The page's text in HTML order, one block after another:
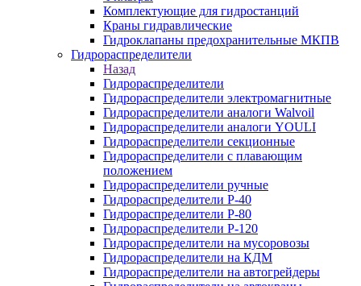
Комплектующие для гидростанций
Краны гидравлические
Гидроклапаны предохранительные МКПВ
Гидрораспределители
Назад
Гидрораспределители
Гидрораспределители электромагнитные
Гидрораспределители аналоги Walvoil
Гидрораспределители аналоги YOULI
Гидрораспределители секционные
Гидрораспределители с плавающим
положением
Гидрораспределители ручные
Гидрораспределители Р-40
Гидрораспределители Р-80
Гидрораспределители Р-120
Гидрораспределители на мусоровозы
Гидрораспределители на КДМ
Гидрораспределители на автогрейдеры